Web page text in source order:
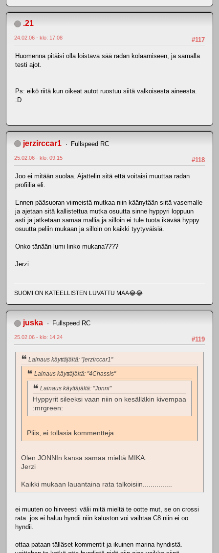
.21
#117
24.02.06 - klo: 17.08
Huomenna pitäisi olla loistava sää radan kolaamiseen, ja samalla
testi ajot.
Ps: eikö riitä kun oikeat autot ruostuu siitä valkoisesta aineesta.
:D
jerzirccar1 Fullspeed RC
#118
25.02.06 - klo: 09.15
Joo ei mitään suolaa. Ajattelin sitä että voitaisi muuttaa radan
profiilia eli.
Ennen pääsuoran viimeistä mutkaa niin käänytään siitä vasemalle
ja ajetaan sitä kallistettua mutka osuutta sinne hyppyri loppuun
asti ja jatketaan samaa mallia ja silloin ei tule tuota ikävää hyppy
osuutta peliin mukaan ja silloin on kaikki tyytyväisiä.
Onko tänään lumi linko mukana????
Jerzi
SUOMI ON KATEELLISTEN LUVATTU MAA😂😂
juska Fullspeed RC
#119
25.02.06 - klo: 14.24
Lainaus käyttäjältä: "jerzirccar1"
Lainaus käyttäjältä: "4Chassis"
Lainaus käyttäjältä: "Jonni"
Hyppyrit sileeksi vaan niin on kesälläkin kivempaa
:mrgreen:
Pliis, ei tollasia kommentteja
Olen JONNIn kansa samaa mieltä MIKA.
Jerzi
Kaikki mukaan lauantaina rata talkoisiin...............
ei muuten oo hirveesti välii mitä mieltä te ootte mut, se on crossi
rata. jos ei haluu hyndii niin kaluston voi vaihtaa C8 niin ei oo
hyndii.
ottaa pataan tälläset kommentit ja ikuinen marina hyndistä.